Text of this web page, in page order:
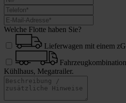
Welche Flotte haben Sie?
Lieferwagen mit einem
Kühlhaus, Megatrailer.